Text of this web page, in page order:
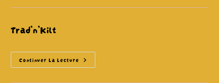
Podcast.
(Haute-
Trad’n’Kilt
Continuer La Lecture Trad’n’Kilt